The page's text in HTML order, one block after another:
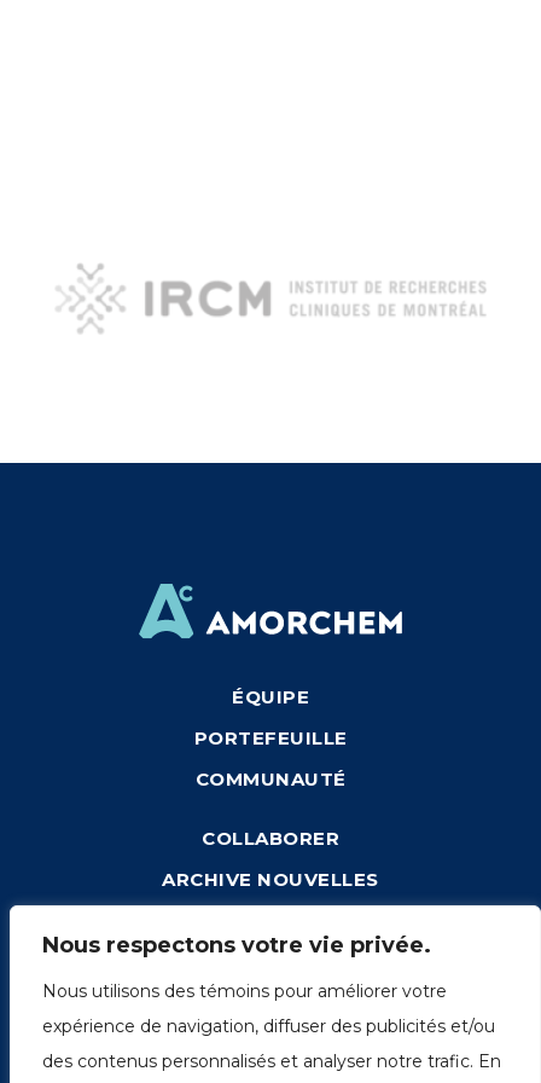
Nous respectons votre vie privée.
Nous utilisons des témoins pour améliorer votre
expérience de navigation, diffuser des publicités et/ou
des contenus personnalisés et analyser notre trafic. En
ÉQUIPE
PORTEFEUILLE
COMMUNAUTÉ
COLLABORER
ARCHIVE NOUVELLES
Montréal (Québec) H3H 2A1